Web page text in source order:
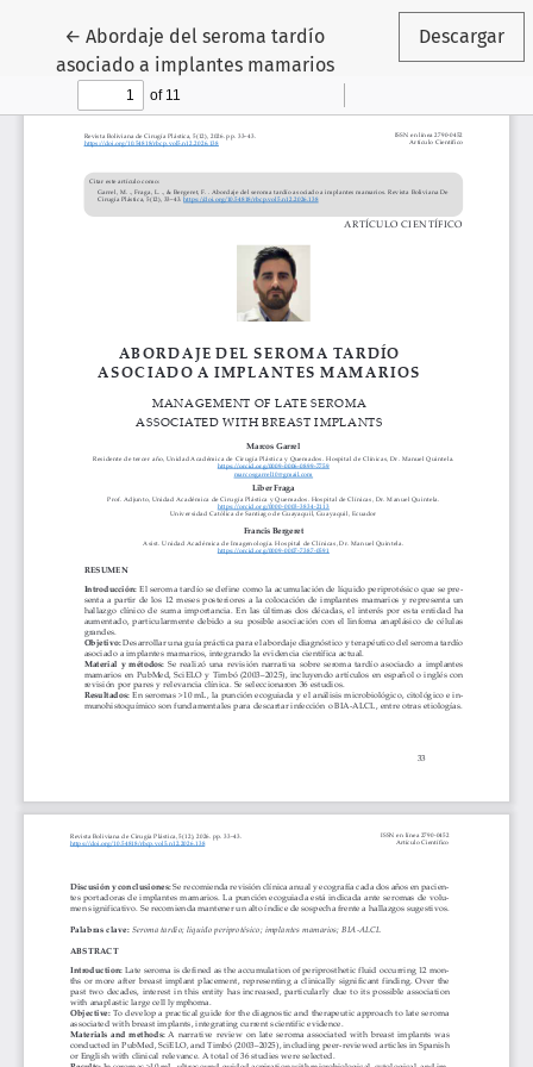
←Volver a los detalles del artículo
Abordaje del seroma tardío
asociado a implantes mamarios
Descargar